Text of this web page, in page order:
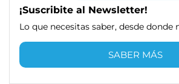
¡Suscribite al Newsletter!
Lo que necesitas saber, desde donde
SABER MÁS